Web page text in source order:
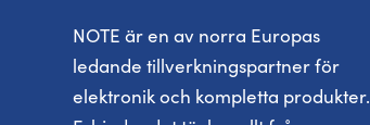
NOTE är en av norra Europas
ledande tillverkningspartner för
elektronik och kompletta produkter.